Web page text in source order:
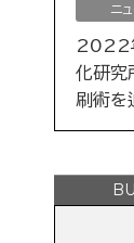
ニ
2022
化研究
刷術を